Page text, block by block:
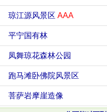
琼江源风景区 AAA
平宁国有林
凤舞琼花森林公园
跑马滩卧佛院风景区
菩萨岩摩崖造像